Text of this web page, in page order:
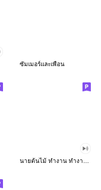
ซัมเมอร์และเพื่อน